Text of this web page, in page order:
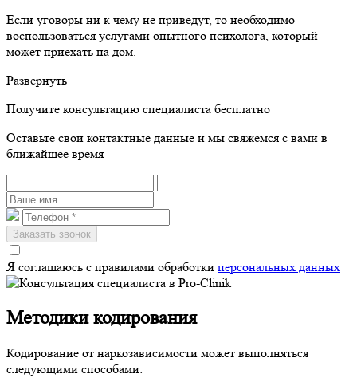
Если уговоры ни к чему не приведут, то необходимо
воспользоваться услугами опытного психолога, который
может приехать на дом.
Развернуть
Получите консультацию специалиста бесплатно
Оставьте свои контактные данные и мы свяжемся с вами в
ближайшее время
Я соглашаюсь с правилами обработки персональных данных
Методики кодирования
Кодирование от наркозависимости может выполняться
следующими способами: